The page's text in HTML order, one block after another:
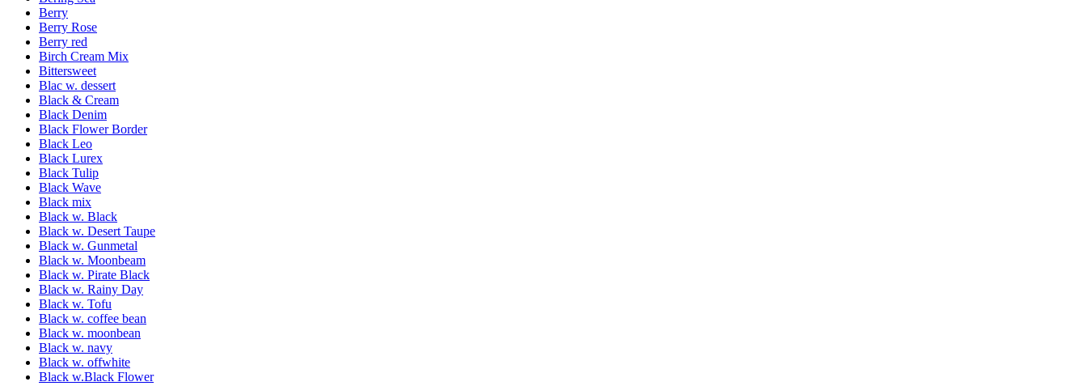
Berry
Berry Rose
Berry red
Birch Cream Mix
Bittersweet
Blac w. dessert
Black & Cream
Black Denim
Black Flower Border
Black Leo
Black Lurex
Black Tulip
Black Wave
Black mix
Black w. Black
Black w. Desert Taupe
Black w. Gunmetal
Black w. Moonbeam
Black w. Pirate Black
Black w. Rainy Day
Black w. Tofu
Black w. coffee bean
Black w. moonbean
Black w. navy
Black w. offwhite
Black w.Black Flower